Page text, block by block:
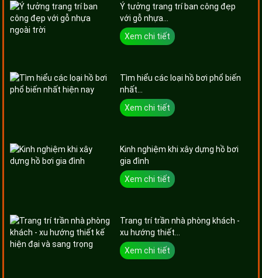
Ý tưởng trang trí ban công đẹp
với gỗ nhựa...
Xem chi tiết
Tìm hiểu các loại hồ bơi phổ biến
nhất...
Xem chi tiết
Kinh nghiệm khi xây dựng hồ bơi
gia đình
Xem chi tiết
Trang trí trần nhà phòng khách -
xu hướng thiết...
Xem chi tiết